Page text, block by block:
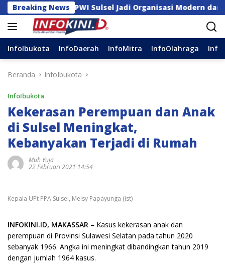
Langsung
ke
konten
Breaking News
PWI Sulsel Jadi Organisasi Modern dan Inklusif
InfoIbukota InfoDaerah InfoMitra InfoOlahraga
Beranda InfoIbukota
InfoIbukota
Kekerasan Perempuan dan Anak
di Sulsel Meningkat,
Kebanyakan Terjadi di Rumah
Muh Yuja
22 Februari 2021 14:54
Kepala UPt PPA Sulsel, Meisy Papayunga (ist)
INFOKINI.ID, MAKASSAR – Kasus kekerasan anak dan
perempuan di Provinsi Sulawesi Selatan pada tahun 2020
sebanyak 1966. Angka ini meningkat dibandingkan tahun 2019
dengan jumlah 1964 kasus.